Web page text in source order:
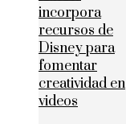
incorpora
recursos de
Disney para
fomentar
creatividad en
videos